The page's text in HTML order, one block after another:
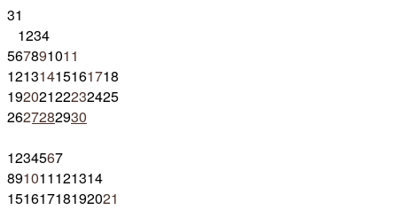
31
1234
567891011
12131415161718
19202122232425
2627282930
1234567
891011121314
15161718192021